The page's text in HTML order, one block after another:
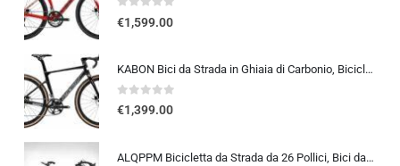
0out of 5
€1,599.00
KABON Bici da Strada in Ghiaia di Carbonio, Bicicletta con Telaio in Fibra di Carbonio T800 con Bicicletta da Corsa con Fr…
0out of 5
€1,399.00
ALQPPM Bicicletta da Strada da 26 Pollici, Bici da 24 Velocità, Freno a Doppio Disco, Telaio in Acciaio ad Alto Tenore Di …